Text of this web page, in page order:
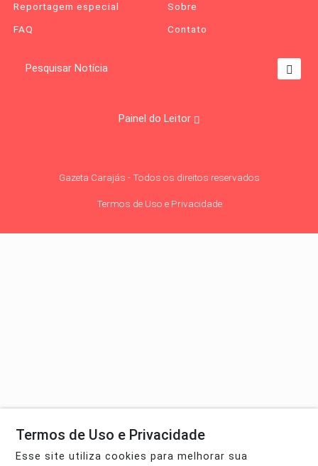
Reportagem especial
Sobre
FAQ
Contato
Pesquisar Notícia
Painel do Leitor
Gazeta Carajás - Todos os direitos reservados
Termos de Uso e Privacidade
Termos de Uso e Privacidade
Esse site utiliza cookies para melhorar sua